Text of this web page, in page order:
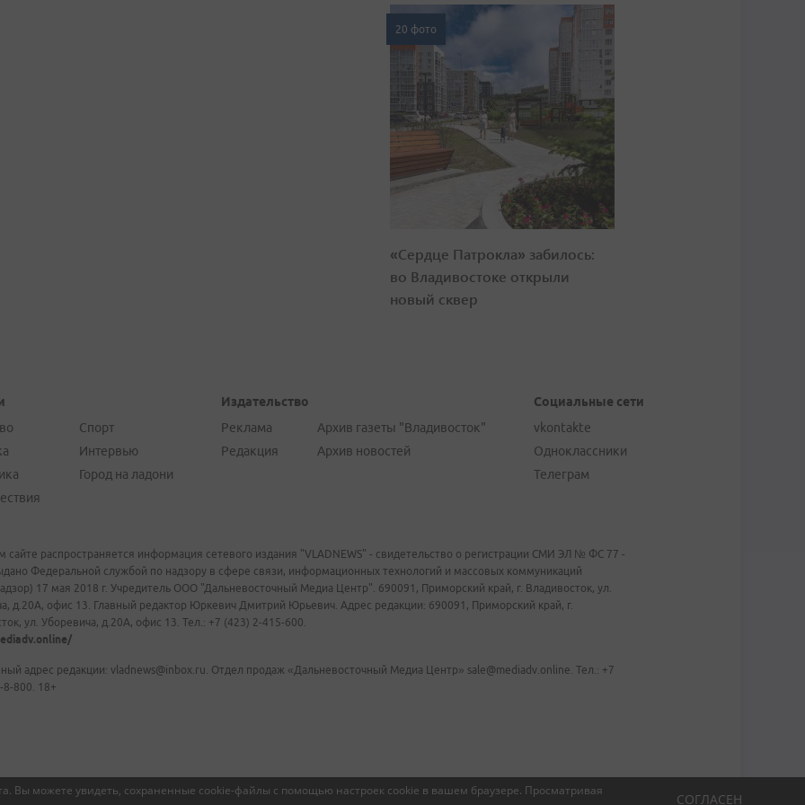
Вы можете увидеть, сохраненные cookie-файлы с помощью настроек cookie в вашем браузере. Просматривая
СОГЛАСЕН
20 фото
«Сердце Патрокла» забилось:
во Владивостоке открыли
новый сквер
Спорт
Интервью
Город на ладони
Издательство
Реклама
Редакция
Архив газеты "Владивосток"
Архив новостей
Социальные сети
vkontakte
Одноклассники
Телеграм
сайте распространяется информация сетевого издания "VLADNEWS" - свидетельство о регистрации СМИ ЭЛ № ФС 77 -
Федеральной службой по надзору в сфере связи, информационных технологий и массовых коммуникаций
17 мая 2018 г. Учредитель ООО "Дальневосточный Медиа Центр". 690091, Приморский край, г. Владивосток, ул.
д.20А, офис 13. Главный редактор Юркевич Дмитрий Юрьевич. Адрес редакции: 690091, Приморский край, г.
ул. Уборевича, д.20А, офис 13. Тел.: +7 (423) 2-415-600.
адрес редакции: vladnews@inbox.ru. Отдел продаж «Дальневосточный Медиа Центр» sale@mediadv.online. Тел.: +7
8-800. 18+